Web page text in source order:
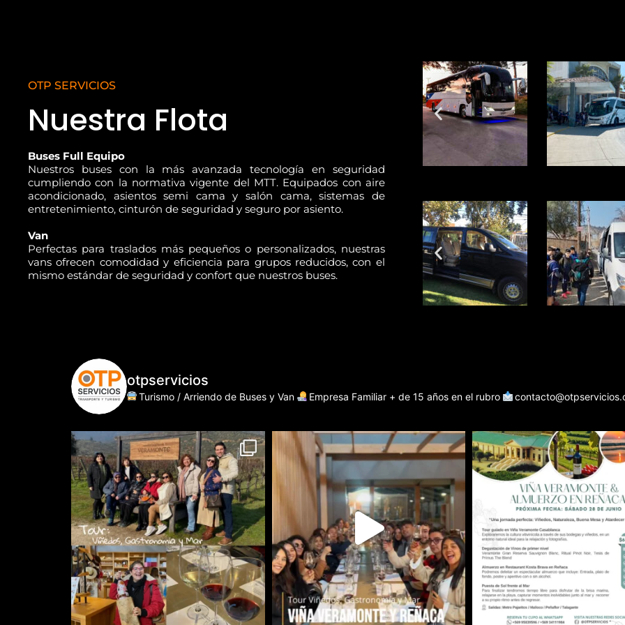
OTP SERVICIOS
Nuestra Flota
Buses Full Equipo
Nuestros buses con la más avanzada tecnología en seguridad
cumpliendo con la normativa vigente del MTT. Equipados con aire
acondicionado, asientos semi cama y salón cama, sistemas de
entretenimiento, cinturón de seguridad y seguro por asiento.
Van
Perfectas para traslados más pequeños o personalizados, nuestras
vans ofrecen comodidad y eficiencia para grupos reducidos, con el
mismo estándar de seguridad y confort que nuestros buses.
otpservicios
Turismo / Arriendo de Buses y Van Empresa Familiar + de 15 años en el rubro